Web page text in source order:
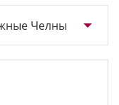
Челны